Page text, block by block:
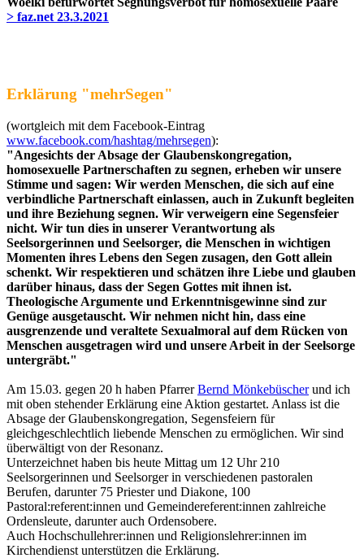
> faz.net 23.3.2021
Erklärung "mehrSegen"
(wortgleich mit dem Facebook-Eintrag
www.facebook.com/hashtag/mehrsegen):
"Angesichts der Absage der Glaubenskongregation,
homosexuelle Partnerschaften zu segnen, erheben wir unsere
Stimme und sagen: Wir werden Menschen, die sich auf eine
verbindliche Partnerschaft einlassen, auch in Zukunft begleiten
und ihre Beziehung segnen. Wir verweigern eine Segensfeier
nicht. Wir tun dies in unserer Verantwortung als
Seelsorgerinnen und Seelsorger, die Menschen in wichtigen
Momenten ihres Lebens den Segen zusagen, den Gott allein
schenkt. Wir respektieren und schätzen ihre Liebe und glauben
darüber hinaus, dass der Segen Gottes mit ihnen ist.
Theologische Argumente und Erkenntnisgewinne sind zur
Genüge ausgetauscht. Wir nehmen nicht hin, dass eine
ausgrenzende und veraltete Sexualmoral auf dem Rücken von
Menschen ausgetragen wird und unsere Arbeit in der Seelsorge
untergräbt."
Am 15.03. gegen 20 h haben Pfarrer Bernd Mönkebüscherund ich
mit oben stehender Erklärung eine Aktion gestartet. Anlass ist die
Absage der Glaubenskongregation, Segensfeiern für
gleichgeschlechtlich liebende Menschen zu ermöglichen. Wir sind
überwältigt von der Resonanz.
Unterzeichnet haben bis heute Mittag um 12 Uhr 210
Seelsorgerinnen und Seelsorger in verschiedenen pastoralen
Berufen, darunter 75 Priester und Diakone, 100
Pastoral:referent:innen und Gemeindereferent:innen zahlreiche
Ordensleute, darunter auch Ordensobere.
Auch Hochschullehrer:innen und Religionslehrer:innen im
Kirchendienst unterstützen die Erklärung.